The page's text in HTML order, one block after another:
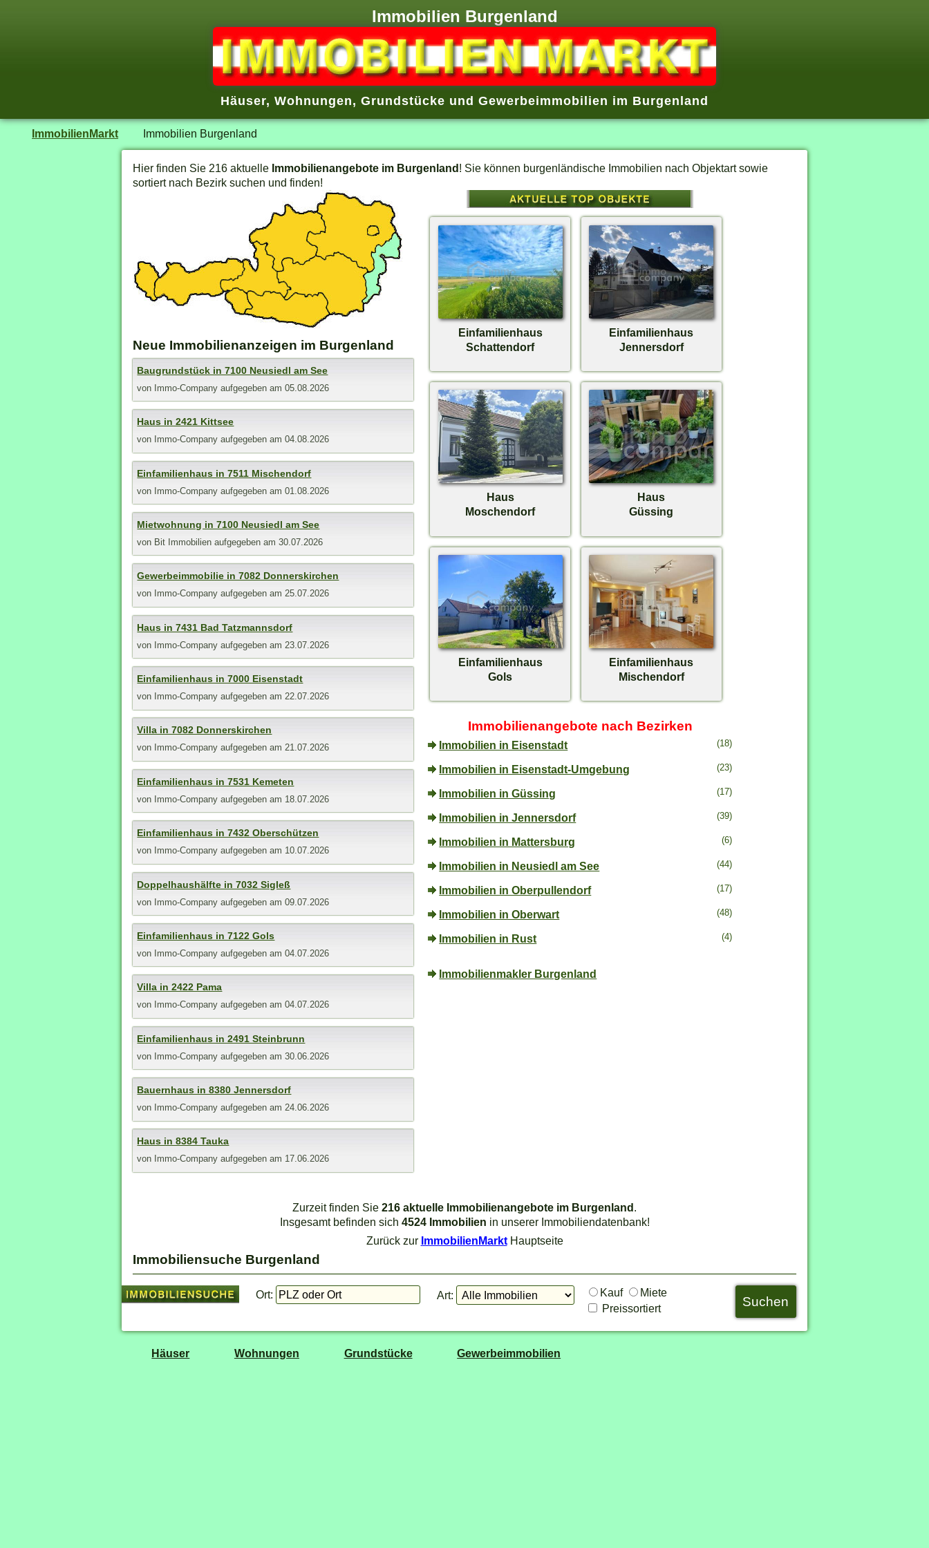
Immobilien Burgenland
Häuser, Wohnungen, Grundstücke und Gewerbeimmobilien im Burgenland
ImmobilienMarkt Immobilien Burgenland
Hier finden Sie 216 aktuelle Immobilienangebote im Burgenland ! Sie können burgenländische Immobilien nach Objektart sowie
sortiert nach Bezirk suchen und finden!
Neue Immobilienanzeigen im Burgenland
Baugrundstück in 7100 Neusiedl am See
von Immo-Companyaufgegeben am 05.08.2026
Haus in 2421 Kittsee
von Immo-Companyaufgegeben am 04.08.2026
Einfamilienhaus in 7511 Mischendorf
von Immo-Companyaufgegeben am 01.08.2026
Mietwohnung in 7100 Neusiedl am See
von Bit Immobilienaufgegeben am 30.07.2026
Gewerbeimmobilie in 7082 Donnerskirchen
von Immo-Companyaufgegeben am 25.07.2026
Haus in 7431 Bad Tatzmannsdorf
von Immo-Companyaufgegeben am 23.07.2026
Einfamilienhaus in 7000 Eisenstadt
von Immo-Companyaufgegeben am 22.07.2026
Villa in 7082 Donnerskirchen
von Immo-Companyaufgegeben am 21.07.2026
Einfamilienhaus in 7531 Kemeten
von Immo-Companyaufgegeben am 18.07.2026
Einfamilienhaus in 7432 Oberschützen
von Immo-Companyaufgegeben am 10.07.2026
Doppelhaushälfte in 7032 Sigleß
von Immo-Companyaufgegeben am 09.07.2026
Einfamilienhaus in 7122 Gols
von Immo-Companyaufgegeben am 04.07.2026
Villa in 2422 Pama
von Immo-Companyaufgegeben am 04.07.2026
Einfamilienhaus in 2491 Steinbrunn
von Immo-Companyaufgegeben am 30.06.2026
Bauernhaus in 8380 Jennersdorf
von Immo-Companyaufgegeben am 24.06.2026
Haus in 8384 Tauka
von Immo-Companyaufgegeben am 17.06.2026
Einfamilienhaus
Schattendorf
Einfamilienhaus
Jennersdorf
Haus
Moschendorf
Haus
Güssing
Einfamilienhaus
Gols
Einfamilienhaus
Mischendorf
Immobilienangebote nach Bezirken
Immobilien in Eisenstadt (18)
Immobilien in Eisenstadt-Umgebung (23)
Immobilien in Güssing (17)
Immobilien in Jennersdorf (39)
Immobilien in Mattersburg (6)
Immobilien in Neusiedl am See (44)
Immobilien in Oberpullendorf (17)
Immobilien in Oberwart (48)
Immobilien in Rust (4)
Immobilienmakler Burgenland
Zurzeit finden Sie 216 aktuelle Immobilienangebote im Burgenland.
Insgesamt befinden sich 4524 Immobilien in unserer Immobiliendatenbank!
Zurück zur ImmobilienMarktHauptseite
Immobiliensuche Burgenland
Ort: Art: Kauf
Miete
Preissortiert
Häuser Wohnungen Grundstücke Gewerbeimmobilien